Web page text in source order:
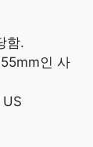
함.
인 사